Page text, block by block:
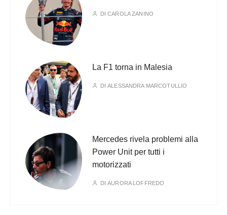
DICAROLA ZANINO
La F1 torna in Malesia
DIALESSANDRA MARCOTULLIO
Mercedes rivela problemi alla
Power Unit per tutti i
motorizzati
DIAURORA LOFFREDO